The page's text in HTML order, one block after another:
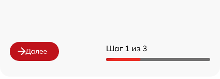
Шаг 1 из 3
Далее